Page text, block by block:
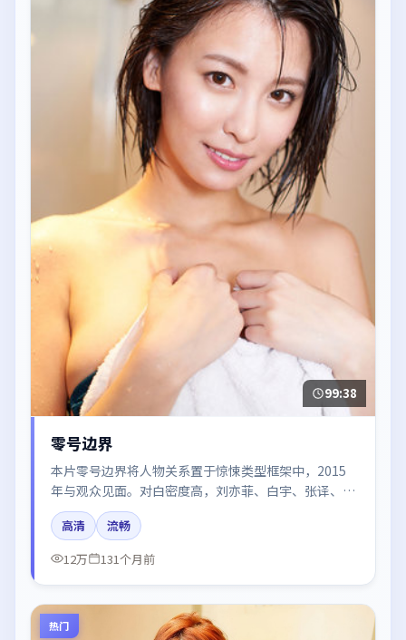
99:38
零号边界
本片零号边界将人物关系置于惊悚类型框架中，2015
年与观众见面。对白密度高，刘亦菲、白宇、张译、于
和伟的台词节奏值得关注；整体气质偏美国都市与冷色
调摄影。
高清
流畅
12万
131个月前
热门